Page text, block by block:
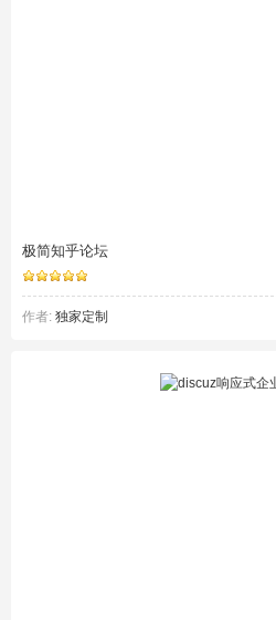
极简知乎论坛
作者: 独家定制